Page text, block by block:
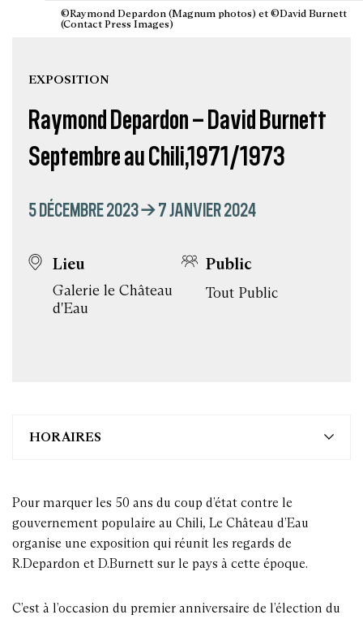
©Raymond Depardon (Magnum photos) et ©David Burnett
(Contact Press Images)
Raymond Depardon – David Burnett
Septembre au Chili,1971/1973
EXPOSITION
5 DÉCEMBRE 2023 → 7 JANVIER 2024
Lieu
Galerie le Château
d'Eau
Public
Tout Public
HORAIRES
Pour marquer les 50 ans du coup d’état contre le
gouvernement populaire au Chili, Le Château d’Eau
organise une exposition qui réunit les regards de
R.Depardon et D.Burnett sur le pays à cette époque.
C’est à l’occasion du premier anniversaire de l’élection du